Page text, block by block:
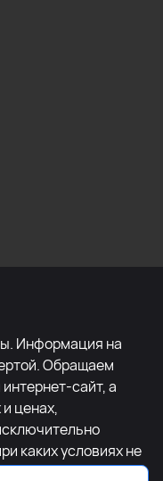
Информация на
Обращаем
сайт, а
ценах,
каких условиях не